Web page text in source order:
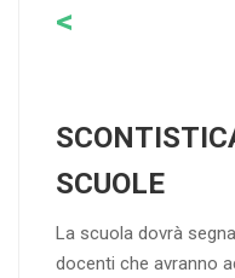
<
SCUOLE
La scuola dovrà
docenti che avranno